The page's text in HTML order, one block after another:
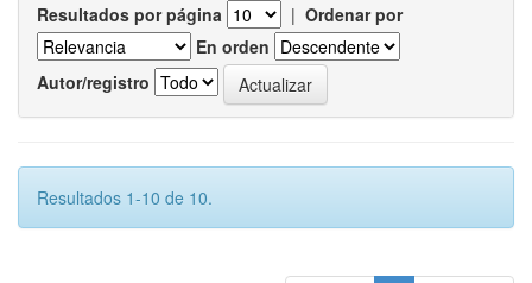
Resultados por página | Ordenar por
En orden
Autor/registro
Resultados 1-10 de 10.